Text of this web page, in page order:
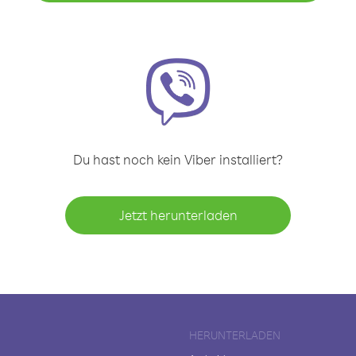
Du hast noch kein Viber installiert?
Jetzt herunterladen
HERUNTERLADEN